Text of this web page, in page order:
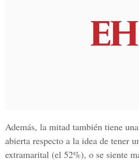
Además, la mitad también tiene
abierta respecto a la idea de tener
extramarital (el 52%), o se siente